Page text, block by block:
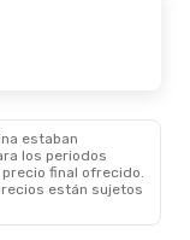
estaban
los periodos
final ofrecido.
están sujetos